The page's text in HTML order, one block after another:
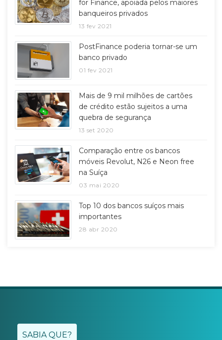
for Finance, apoiada pelos maiores
banqueiros privados
13 fev 2021
PostFinance poderia tornar-se um
banco privado
01 fev 2021
Mais de 9 mil milhões de cartões
de crédito estão sujeitos a uma
quebra de segurança
13 set 2020
Comparação entre os bancos
móveis Revolut, N26 e Neon free
na Suíça
03 mai 2020
Top 10 dos bancos suíços mais
importantes
28 abr 2020
SABIA QUE?